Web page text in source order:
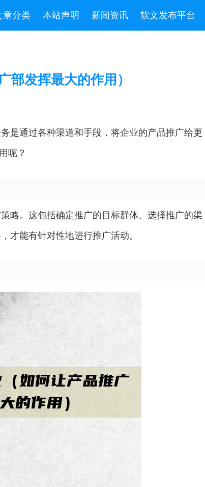
章分类 本站声明 新闻资讯 软文发布平台
部发挥最大的作用）
是通过各种渠道和手段，将企业的产品推广给更
呢？
略。这包括确定推广的目标群体、选择推广的渠
才能有针对性地进行推广活动。